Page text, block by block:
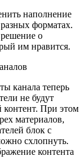
наполнение
форматах.
решение о
им нравится.
канала теперь
не будут
контент. При этом
материалов,
блок с
схлопнуть.
контента